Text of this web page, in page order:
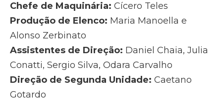
Chefe de Maquinária: Cícero Teles
Produção de Elenco: Maria Manoella e
Alonso Zerbinato
Assistentes de Direção: Daniel Chaia, Julia
Conatti, Sergio Silva, Odara Carvalho
Direção de Segunda Unidade: Caetano
Gotardo